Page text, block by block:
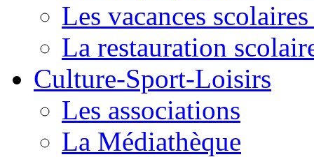
Les vacances
La restauration
Culture-Sport-Loisirs
Les associations
La Médiathèque